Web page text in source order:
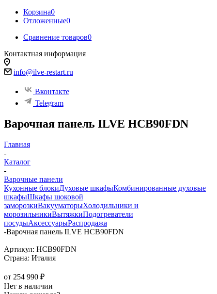
Корзина0
Отложенные0
Сравнение товаров0
Контактная информация
info@ilve-restart.ru
Вконтакте
Telegram
Варочная панель ILVE HCB90FDN
Главная
-
Каталог
-
Варочные панели
Кухонные блокиДуховые шкафыКомбинированные духовые
шкафыШкафы шоковой
заморозкиВакууматорыХолодильники и
морозильникиВытяжкиПодогреватели
посудыАксессуарыРаспродажа
-Варочная панель ILVE HCB90FDN
Артикул: HCB90FDN
Страна: Италия
от 254 990 ₽
Нет в наличии